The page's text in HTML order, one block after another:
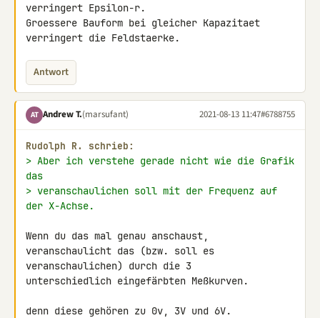
verringert Epsilon-r.
Groessere Bauform bei gleicher Kapazitaet
verringert die Feldstaerke.
Antwort
AT Andrew T.(marsufant) 2021-08-13 11:47#6788755
Rudolph R. schrieb:
> Aber ich verstehe gerade nicht wie die Grafik
das
> veranschaulichen soll mit der Frequenz auf
der X-Achse.
Wenn du das mal genau anschaust,
veranschaulicht das (bzw. soll es
veranschaulichen) durch die 3
unterschiedlich eingefärbten Meßkurven.
denn diese gehören zu 0v, 3V und 6V.